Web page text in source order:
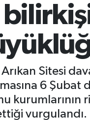
Sitesi
6
vurgulandı.